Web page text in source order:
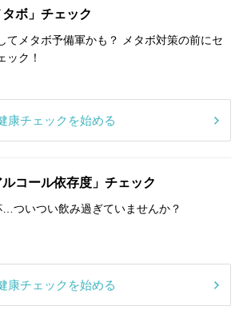
ボ」チェック
てメタボ予備軍かも？ メタボ対策の前にセ
ック！
康チェックを始める
コール依存度」チェック
…ついつい飲み過ぎていませんか？
康チェックを始める